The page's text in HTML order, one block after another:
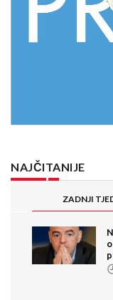
NAJČITANIJE
ZADNJI